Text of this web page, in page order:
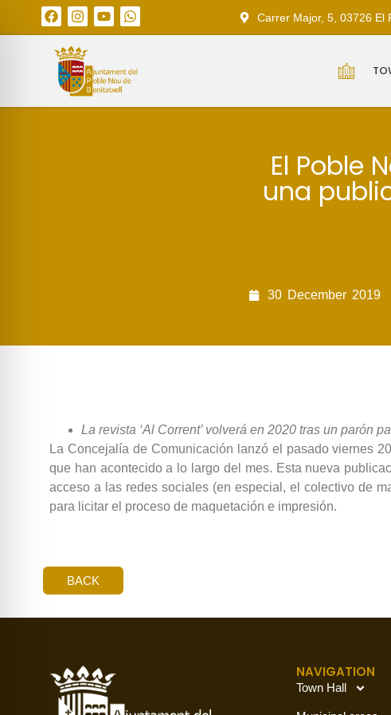
Carrer Major, 5, 03726 El
El Poble
una
30 December 2019
La revista ‘Al Corrent’ volverá en 2020 tras un parón
La Concejalía de Comunicación lanzó el pasado viernes
que han acontecido a lo largo del mes. Esta nueva
acceso a las redes sociales (en especial, el colectivo de
para licitar el proceso de maquetación e impresión.
BACK
NAVIGATION
Town Hall